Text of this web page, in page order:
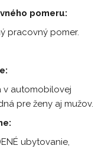
pomeru:
pomer.
pre ženy aj mužov.
ubytovanie,